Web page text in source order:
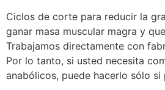
Ciclos de corte para reducir la
ganar masa muscular magra y
Trabajamos directamente con
Por lo tanto, si usted necesita
anabólicos, puede hacerlo sólo